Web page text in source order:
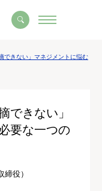
できない」マネジメントに悩む
できない」
要な一つの
役）